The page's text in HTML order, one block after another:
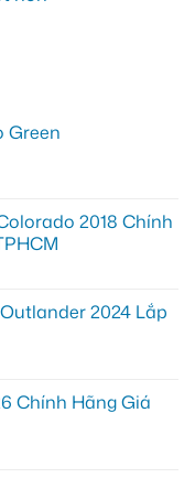
Green
2018 Chính
2024 Lắp
Chính Hãng Giá